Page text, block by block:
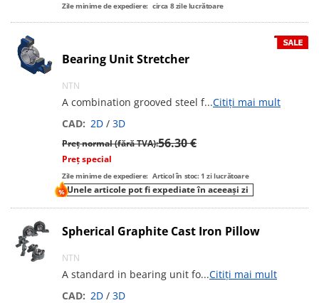
Zile minime de expediere: circa 8zile lucrătoare
Bearing Unit Stretcher
NTN
A combination grooved steel f...Citiți mai mult
CAD: 2D / 3D
Preț normal (fără TVA):56.30 €
Preț special
Zile minime de expediere: Articol în stoc: 1 zi lucrătoare
Unele articole pot fi expediate în aceeași zi
Spherical Graphite Cast Iron Pillow
NTN
A standard in bearing unit fo...Citiți mai mult
CAD: 2D / 3D